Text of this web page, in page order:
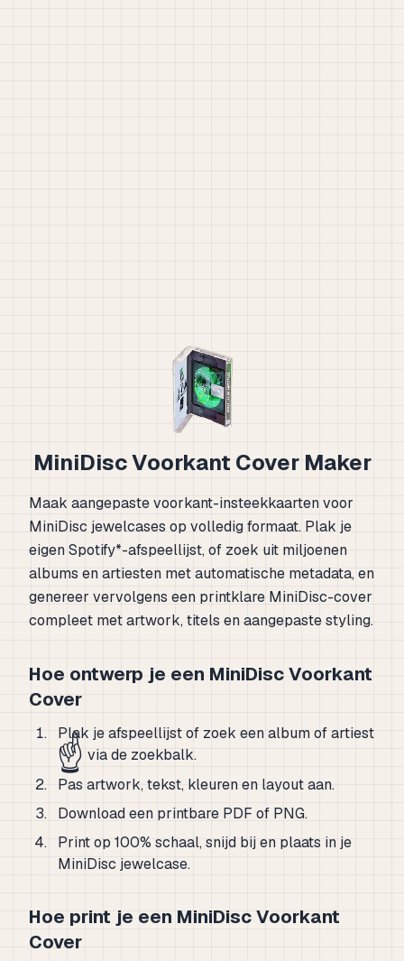
MiniDisc Voorkant Cover Maker
Maak aangepaste voorkant-insteekkaarten voor
MiniDisc jewelcases op volledig formaat. Plak je
eigen Spotify*-afspeellijst, of zoek uit miljoenen
albums en artiesten met automatische metadata, en
genereer vervolgens een printklare MiniDisc-cover
compleet met artwork, titels en aangepaste styling.
Hoe ontwerp je een MiniDisc Voorkant
Cover
Plak je afspeellijst of zoek een album of artiest
☝️ via de zoekbalk.
Pas artwork, tekst, kleuren en layout aan.
Download een printbare PDF of PNG.
Print op 100% schaal, snijd bij en plaats in je
MiniDisc jewelcase.
Hoe print je een MiniDisc Voorkant
Cover